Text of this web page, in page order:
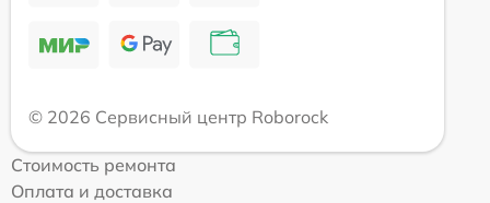
© 2026 Сервисный центр Roborock
Стоимость ремонта
Оплата и доставка